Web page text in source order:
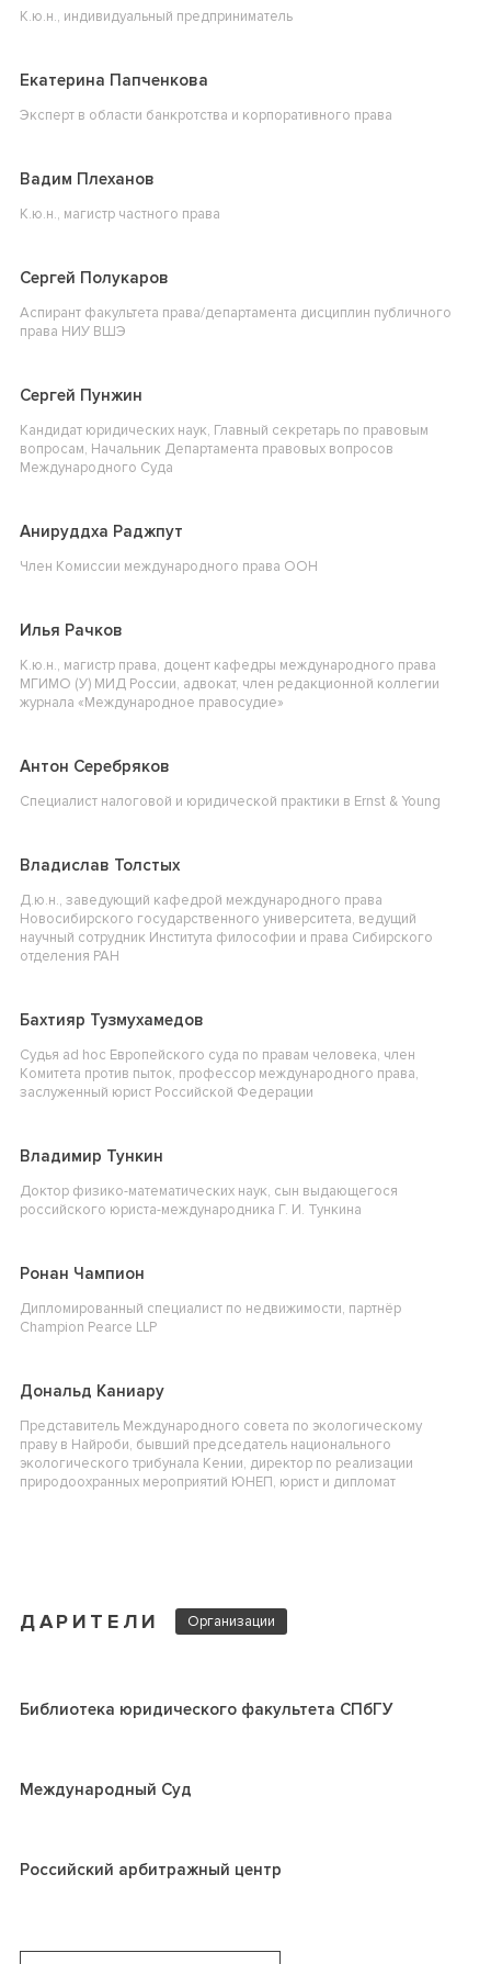
К.ю.н., индивидуальный предприниматель
Екатерина Папченкова
Эксперт в области банкротства и корпоративного права
Вадим Плеханов
К.ю.н., магистр частного права
Сергей Полукаров
Аспирант факультета права/департамента дисциплин публичного
права НИУ ВШЭ
Сергей Пунжин
Кандидат юридических наук, Главный секретарь по правовым
вопросам, Начальник Департамента правовых вопросов
Международного Суда
Анируддха Раджпут
Член Комиссии международного права ООН
Илья Рачков
К.ю.н., магистр права, доцент кафедры международного права
МГИМО (У) МИД России, адвокат, член редакционной коллегии
журнала «Международное правосудие»
Антон Серебряков
Специалист налоговой и юридической практики в Ernst & Young
Владислав Толстых
Д.ю.н., заведующий кафедрой международного права
Новосибирского государственного университета, ведущий
научный сотрудник Института философии и права Сибирского
отделения РАН
Бахтияр Тузмухамедов
Судья ad hoc Европейского суда по правам человека, член
Комитета против пыток, профессор международного права,
заслуженный юрист Российской Федерации
Владимир Тункин
Доктор физико-математических наук, сын выдающегося
российского юриста-международника Г. И. Тункина
Ронан Чампион
Дипломированный специалист по недвижимости, партнёр
Champion Pearce LLP
Дональд Каниару
Представитель Международного совета по экологическому
праву в Найроби, бывший председатель национального
экологического трибунала Кении, директор по реализации
природоохранных мероприятий ЮНЕП, юрист и дипломат
ДАРИТЕЛИ Организации
Библиотека юридического факультета СПбГУ
Международный Суд
Российский арбитражный центр